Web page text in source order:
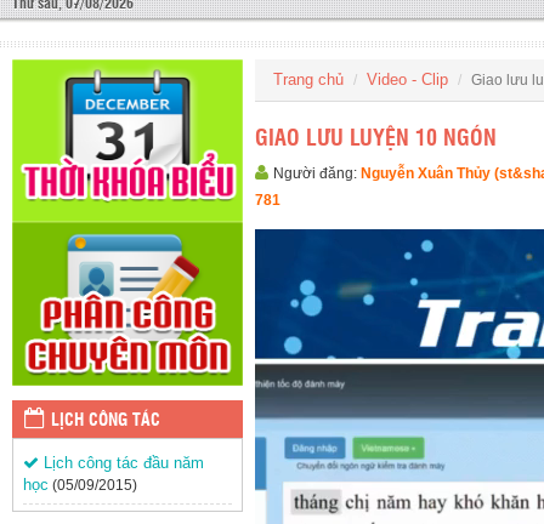
Thứ sáu, 07/08/2026
LỊCH CÔNG TÁC
Lịch công tác đầu năm
học (05/09/2015)
Trang chủ Video - Clip Giao lưu
GIAO LƯU LUYỆN 10 NGÓN
Người đăng: Nguyễn Xuân Thủy
781